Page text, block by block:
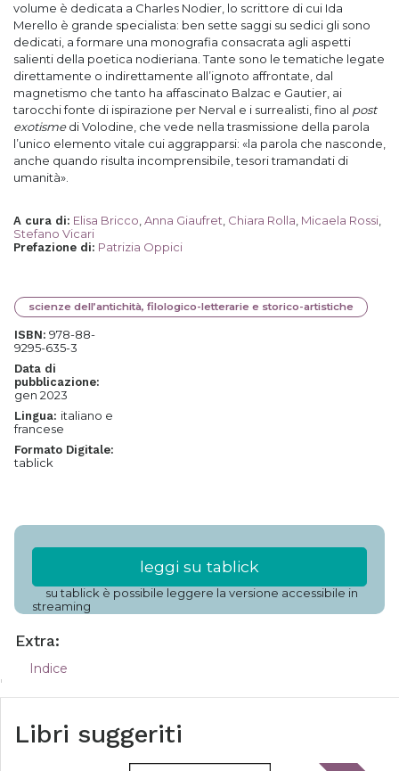
volume è dedicata a Charles Nodier, lo scrittore di cui Ida
Merello è grande specialista: ben sette saggi su sedici gli sono
dedicati, a formare una monografia consacrata agli aspetti
salienti della poetica nodieriana. Tante sono le tematiche legate
direttamente o indirettamente all’ignoto affrontate, dal
magnetismo che tanto ha affascinato Balzac e Gautier, ai
tarocchi fonte di ispirazione per Nerval e i surrealisti, fino al post
exotismedi Volodine, che vede nella trasmissione della parola
l’unico elemento vitale cui aggrapparsi: «la parola che nasconde,
anche quando risulta incomprensibile, tesori tramandati di
umanità».
A cura di: Elisa Bricco Anna Giaufret Chiara Rolla Micaela Rossi
Stefano Vicari
Prefazione di: Patrizia Oppici
scienze dell’antichità, filologico-letterarie e storico-artistiche
ISBN: 978-88-
9295-635-3
Data di
pubblicazione:
gen 2023
Lingua: italiano e
francese
Formato Digitale:
tablick
leggi su tablick
su tablick è possibile leggere la versione accessibile in
streaming
Extra:
Indice
Libri suggeriti